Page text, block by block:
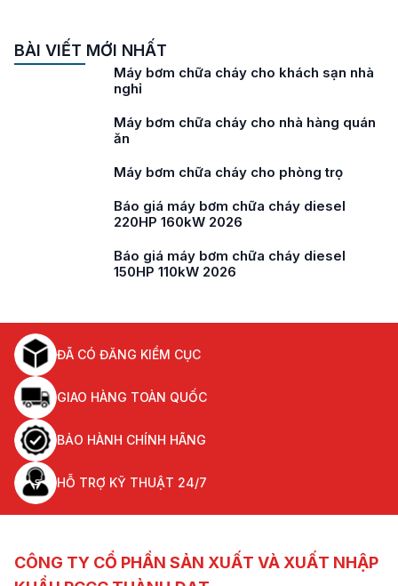
BÀI VIẾT MỚI NHẤT
Máy bơm chữa cháy cho khách sạn nhà
nghỉ
Máy bơm chữa cháy cho nhà hàng quán
ăn
Máy bơm chữa cháy cho phòng trọ
Báo giá máy bơm chữa cháy diesel
220HP 160kW 2026
Báo giá máy bơm chữa cháy diesel
150HP 110kW 2026
ĐÃ CÓ ĐĂNG KIỂM CỤC
GIAO HÀNG TOÀN QUỐC
BẢO HÀNH CHÍNH HÃNG
HỖ TRỢ KỸ THUẬT 24/7
CÔNG TY CỔ PHẦN SẢN XUẤT VÀ XUẤT NHẬP